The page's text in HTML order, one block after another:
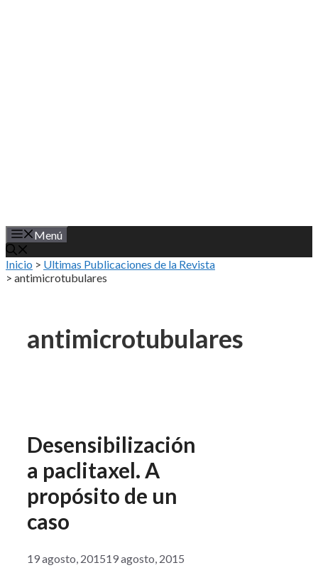
Menú
Inicio > Ultimas Publicaciones de la Revista
> antimicrotubulares
antimicrotubulares
Desensibilización
a paclitaxel. A
propósito de un
caso
19 agosto, 201519 agosto, 2015